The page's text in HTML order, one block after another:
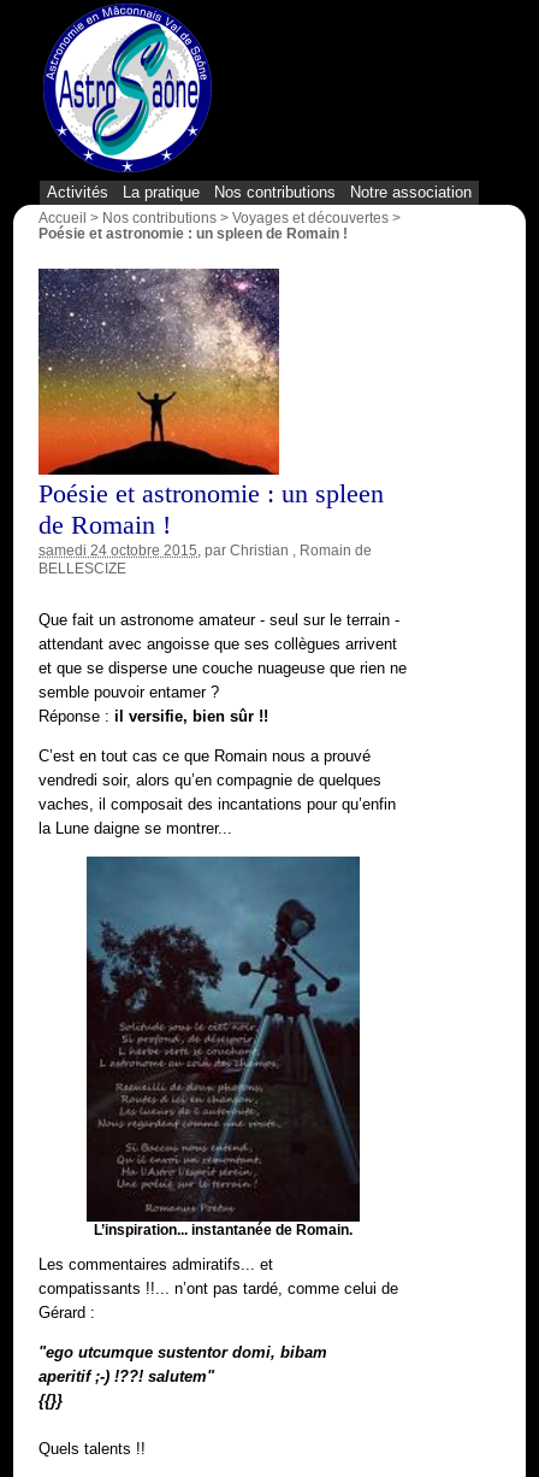
Activités La pratique Nos contributions Notre association
Accueil > Nos contributions > Voyages et découvertes >
Poésie et astronomie : un spleen de Romain !
Poésie et astronomie : un spleen
de Romain !
samedi 24 octobre 2015 , par Christian
Romain de
BELLESCIZE
Que fait un astronome amateur - seul sur le terrain -
attendant avec angoisse que ses collègues arrivent
et que se disperse une couche nuageuse que rien ne
semble pouvoir entamer ?
Réponse : il versifie, bien sûr !!
C’est en tout cas ce que Romain nous a prouvé
vendredi soir, alors qu’en compagnie de quelques
vaches, il composait des incantations pour qu’enfin
la Lune daigne se montrer...
L’inspiration... instantanée de Romain.
Les commentaires admiratifs... et
compatissants !!... n’ont pas tardé, comme celui de
Gérard :
"ego utcumque sustentor domi, bibam
aperitif ;-) !??! salutem"
{{}}
Quels talents !!